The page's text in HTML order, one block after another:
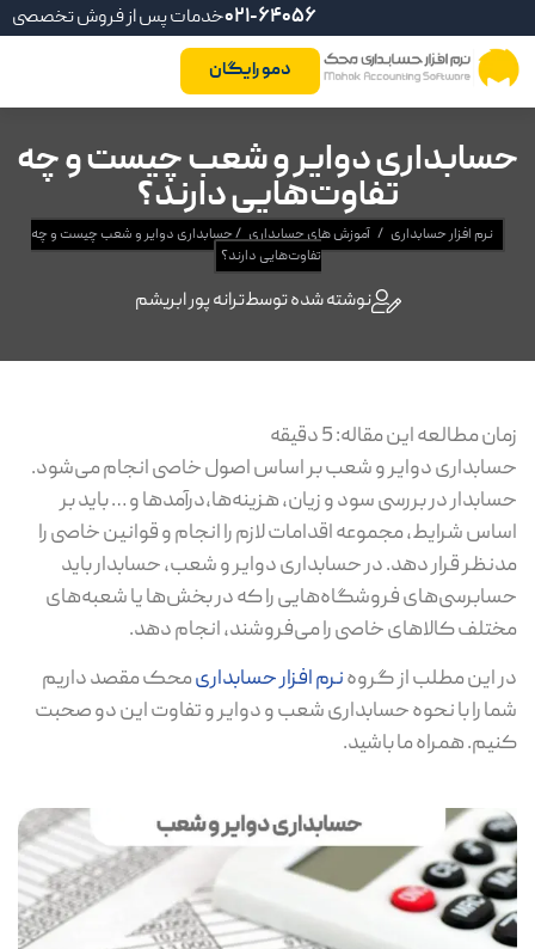
خدمات پس از فروش تخصصی021-64056
دمو رایگان
حسابداری دوایر و شعب چیست و چه
تفاوت‌هایی دارند؟
نرم افزار حسابداری / آموزش های حسابداری /حسابداری دوایر و شعب چیست و چه
تفاوت‌هایی دارند؟
نوشته شده توسطترانه پور ابریشم
زمان مطالعه این مقاله:5دقیقه
حسابداری دوایر و شعب بر اساس اصول خاصی انجام می‌شود.
حسابدار در بررسی سود و زیان، هزینه‌ها،درآمدها و … باید بر
اساس شرایط، مجموعه اقدامات لازم را انجام و قوانین خاصی را
مدنظر قرار دهد. در حسابداری دوایر و شعب، حسابدار باید
حسابرسی‌های فروشگاه‌هایی را که در بخش‌ها یا شعبه‌های
مختلف کالاهای خاصی را می‌فروشند، انجام دهد.
در این مطلب از گروهنرم افزار حسابداریمحک مقصد داریم
شما را با نحوه حسابداری شعب و دوایر و تفاوت این دو صحبت
کنیم. همراه ما باشید.